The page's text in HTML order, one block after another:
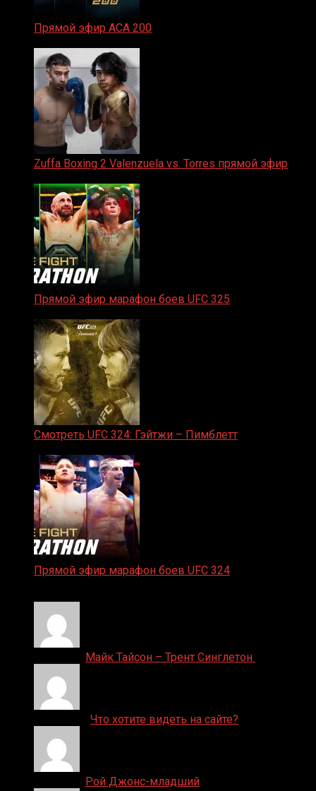
Прямой эфир ACA 200
Zuffa Boxing 2 Valenzuela vs. Torres прямой эфир
Прямой эфир марафон боев UFC 325
Смотреть UFC 324: Гэйтжи – Пимблетт
Прямой эфир марафон боев UFC 324
Майк Тайсон – Трент Синглетон
Что хотите видеть на сайте?
Рой Джонс-младший